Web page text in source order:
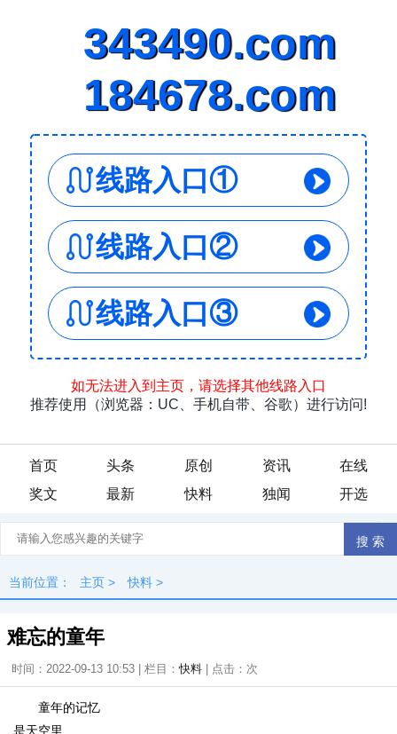
首页 头条 原创 资讯
在线
奖文
最新 快料 独闻 开选
当前位置： 主页 > 快料 >
难忘的童年
时间：2022-09-13 10:53 | 栏目：快料 | 点击： 次
童年的记忆
是天空里